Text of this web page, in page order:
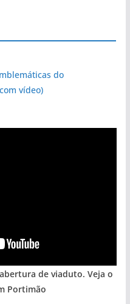
do
vídeo)
de viaduto. Veja o
Portimão